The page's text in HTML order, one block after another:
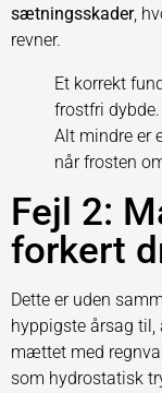
sætningsskader,
revner.
Et korrekt
frostfri
Alt mindre er
når frosten
Fejl 2:
forkert
Dette er uden
hyppigste årsag til,
mættet med
som hydrostatisk